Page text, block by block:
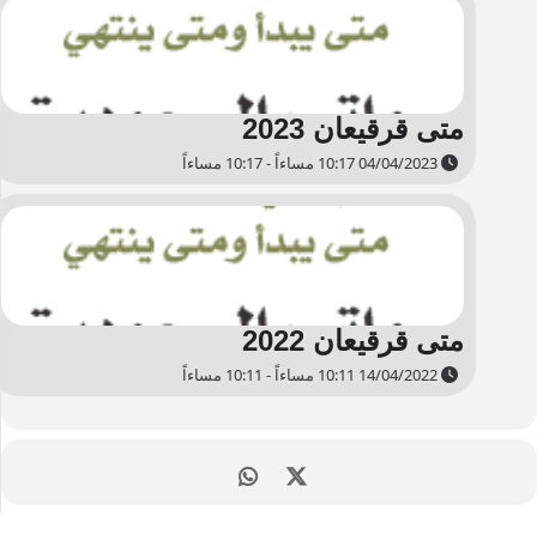
متى قرقيعان 2023
متى قرقيعان 2022